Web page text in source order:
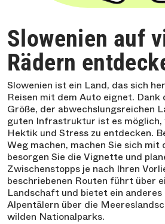
Slowenien auf
Rädern
Slowenien ist ein Land, das sich
Reisen mit dem Auto eignet. Dank
Größe, der abwechslungsreichen
guten Infrastruktur ist es möglich,
Hektik und Stress zu entdecken.
Weg machen, machen Sie sich
besorgen Sie die Vignette und
Zwischenstopps je nach Ihren
beschriebenen Routen führt über
Landschaft und bietet ein anderes
Alpentälern über die
wilden Nationalparks.